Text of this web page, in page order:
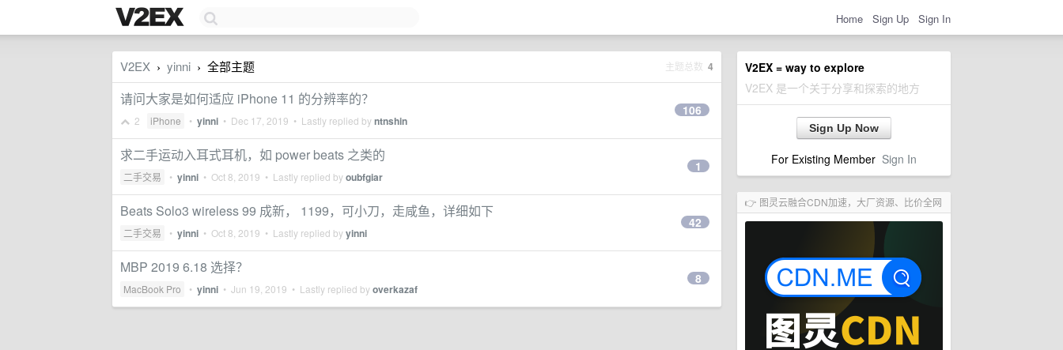
Home Sign Up Sign In
V2EX = way to explore
V2EX 是一个关于分享和探索的地方
Sign Up Now
For Existing Member Sign In
👉 图灵云融合CDN加速，大厂资源、比价全网
V2EX › yinni › 全部主题 主题总数 4
请问大家是如何适应 iPhone 11 的分辨率的？
2 iPhone • yinni • Dec 17, 2019 • Lastly replied byntnshin
106
求二手运动入耳式耳机，如 power beats 之类的
二手交易 • yinni • Oct 8, 2019 • Lastly replied byoubfgiar
1
Beats Solo3 wireless 99 成新， 1199，可小刀，走咸鱼，详细如下
二手交易 • yinni • Oct 8, 2019 • Lastly replied byyinni
42
MBP 2019 6.18 选择？
MacBook Pro • yinni • Jun 19, 2019 • Lastly replied byoverkazaf
8